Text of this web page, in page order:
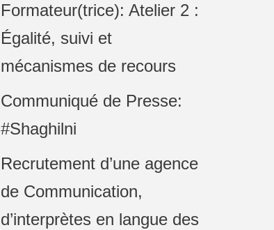
Formateur(trice): Atelier 2 :
Égalité, suivi et
mécanismes de recours
Communiqué de Presse:
#Shaghilni
Recrutement d’une agence
de Communication,
d’interprètes en langue des